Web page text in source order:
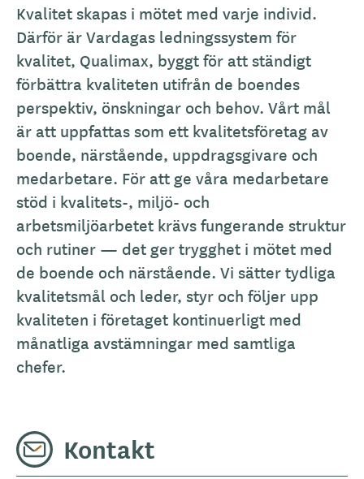
Kvalitet skapas i mötet med varje individ.
Därför är Vardagas ledningssystem för
kvalitet, Qualimax, byggt för att ständigt
förbättra kvaliteten utifrån de boendes
perspektiv, önskningar och behov. Vårt mål
är att uppfattas som ett kvalitetsföretag av
boende, närstående, uppdragsgivare och
medarbetare. För att ge våra medarbetare
stöd i kvalitets-, miljö- och
arbetsmiljöarbetet krävs fungerande struktur
och rutiner — det ger trygghet i mötet med
de boende och närstående. Vi sätter tydliga
kvalitetsmål och leder, styr och följer upp
kvaliteten i företaget kontinuerligt med
månatliga avstämningar med samtliga
chefer.
Kontakt